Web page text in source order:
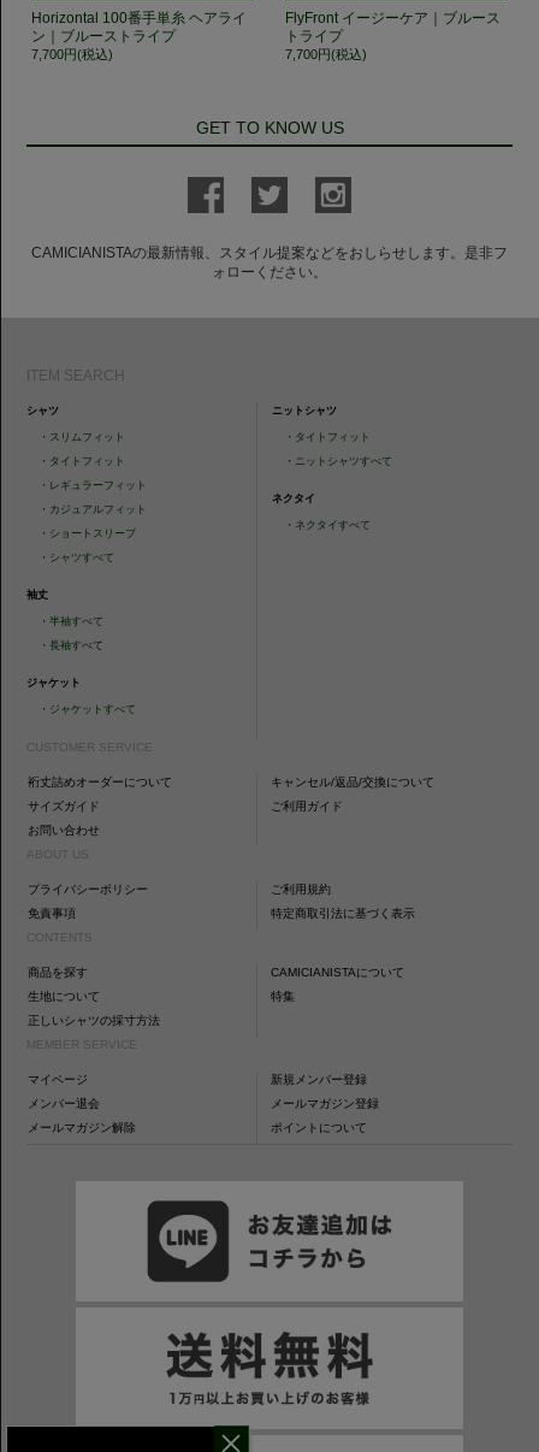
Horizontal 100番手単糸 ヘアライ
ン｜ブルーストライプ
7,700円(税込)
FlyFront イージーケア｜ブルース
トライプ
7,700円(税込)
GET TO KNOW US
CAMICIANISTAの最新情報、スタイル提案などをおしらせします。是非フ
ォローください。
ITEM SEARCH
シャツ
・ スリムフィット
・ タイトフィット
・ レギュラーフィット
・ カジュアルフィット
・ ショートスリーブ
・ シャツすべて
袖丈
・半袖すべて
・長袖すべて
ジャケット
・ ジャケットすべて
ニットシャツ
・ タイトフィット
・ ニットシャツすべて
ネクタイ
・ ネクタイすべて
CUSTOMER SERVICE
裄丈詰めオーダーについて
キャンセル/返品/交換について
サイズガイド
ご利用ガイド
お問い合わせ
ABOUT US
プライバシーポリシー
ご利用規約
免責事項
特定商取引法に基づく表示
CONTENTS
商品を探す
CAMICIANISTAについて
生地について
特集
正しいシャツの採寸方法
MEMBER SERVICE
マイページ
新規メンバー登録
メンバー退会
メールマガジン登録
メールマガジン解除
ポイントについて